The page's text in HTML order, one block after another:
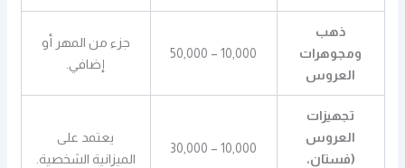
ذهب
ومجوهرات
العروس
10,000 – 50,000
جزء من المهر أو
إضافي.
تجهيزات
العروس
(فستان،
10,000 – 30,000
يعتمد على
الميزانية الشخصية.